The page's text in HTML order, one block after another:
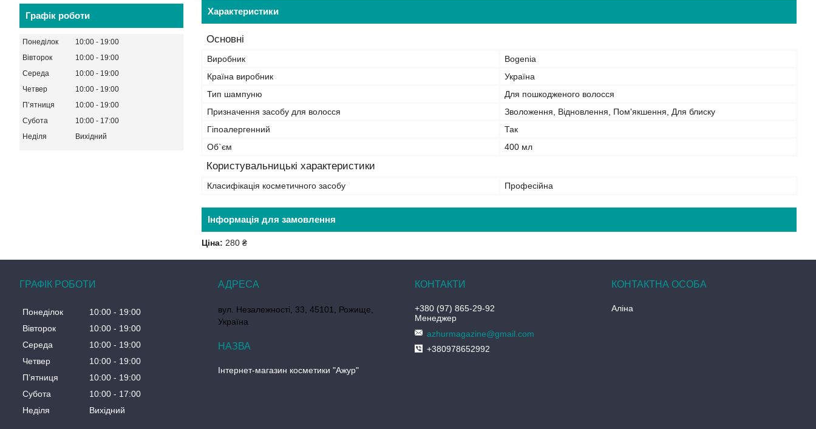
Характеристики
Основні
Виробник
Bogenia
Країна виробник
Україна
Тип шампуню
Для пошкодженого волосся
Призначення засобу для волосся
Зволоження, Відновлення, Пом'якшення, Для блиску
Гіпоалергенний
Так
Об`єм
400 мл
Користувальницькі характеристики
Класифікація косметичного засобу Професійна
Інформація для замовлення
Ціна: 280 ₴
Графік роботи
Понеділок 10:00
19:00
Вівторок
10:00
19:00
Середа
10:00
19:00
Четвер
10:00
19:00
Пʼятниця
10:00
19:00
Субота
10:00
17:00
Неділя
Вихідний
ГРАФІК РОБОТИ
Понеділок 10:00
19:00
Вівторок
10:00
19:00
Середа
10:00
19:00
Четвер
10:00
19:00
Пʼятниця
10:00
19:00
Субота
10:00
17:00
Неділя
Вихідний
вул. Незалежності, 33, 45101, Рожище,
Україна
Інтернет-магазин косметики "Ажур"
+380 (97) 865-29-92
Менеджер
azhurmagazine@gmail.com
+380978652992
Аліна